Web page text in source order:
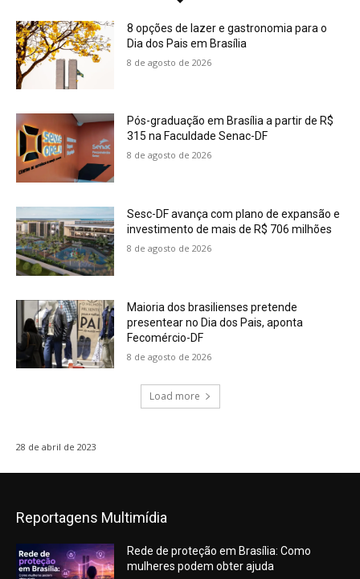
8 opções de lazer e gastronomia para o
Dia dos Pais em Brasília
8 de agosto de 2026
Pós-graduação em Brasília a partir de R$
315 na Faculdade Senac-DF
8 de agosto de 2026
Sesc-DF avança com plano de expansão e
investimento de mais de R$ 706 milhões
8 de agosto de 2026
Maioria dos brasilienses pretende
presentear no Dia dos Pais, aponta
Fecomércio-DF
8 de agosto de 2026
Load more
28 de abril de 2023
Reportagens Multimídia
Rede de proteção em Brasília: Como
mulheres podem obter ajuda